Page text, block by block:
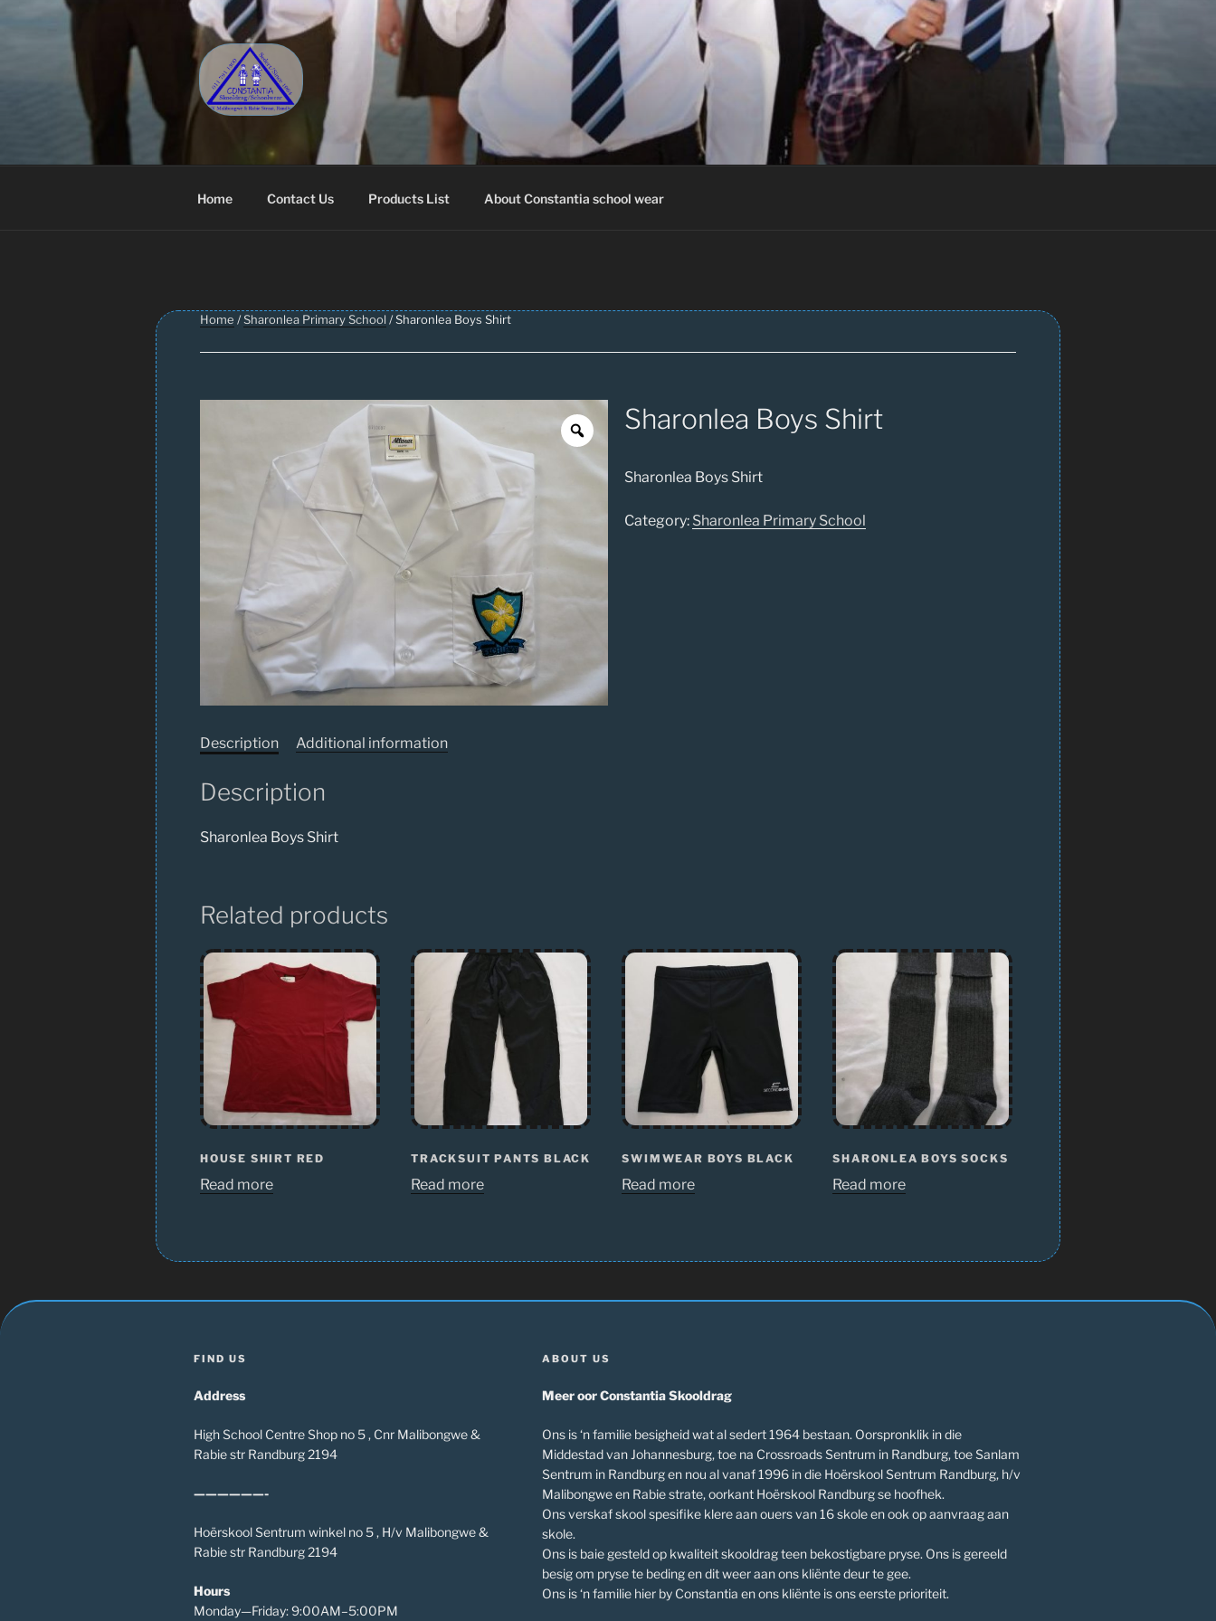
CONSTANTIA SCHOOLWEAR
Schoolwear – Skool Klere | School Uniform – Skooldrag
Home Contact Us Products List About Constantia school wear
Home /Sharonlea Primary School / Sharonlea Boys Shirt
Sharonlea Boys Shirt
Sharonlea Boys Shirt
Category: Sharonlea Primary School
Description Additional information
Description
Sharonlea Boys Shirt
Related products
HOUSE SHIRT RED
Read more
TRACKSUIT PANTS BLACK
Read more
SWIMWEAR BOYS BLACK
Read more
SHARONLEA BOYS SOCKS
Read more
FIND US
Address
High School Centre Shop no 5 , Cnr Malibongwe &
Rabie str Randburg 2194
——————-
Hoërskool Sentrum winkel no 5 , H/v Malibongwe &
Rabie str Randburg 2194
Hours
Monday—Friday: 9:00AM–5:00PM
ABOUT US
Meer oor Constantia Skooldrag
Ons is ‘n familie besigheid wat al sedert 1964 bestaan. Oorspronklik in die
Middestad van Johannesburg, toe na Crossroads Sentrum in Randburg, toe Sanlam
Sentrum in Randburg en nou al vanaf 1996 in die Hoërskool Sentrum Randburg, h/v
Malibongwe en Rabie strate, oorkant Hoërskool Randburg se hoofhek.
Ons verskaf skool spesifike klere aan ouers van 16 skole en ook op aanvraag aan
skole.
Ons is baie gesteld op kwaliteit skooldrag teen bekostigbare pryse. Ons is gereeld
besig om pryse te beding en dit weer aan ons kliënte deur te gee.
Ons is ‘n familie hier by Constantia en ons kliënte is ons eerste prioriteit.